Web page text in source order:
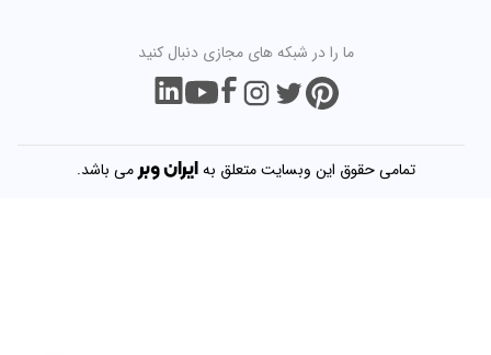
ما را در شبکه های مجازی دنبال کنید
تمامی حقوق این وبسایت متعلق بهایرانوبرمی باشد.